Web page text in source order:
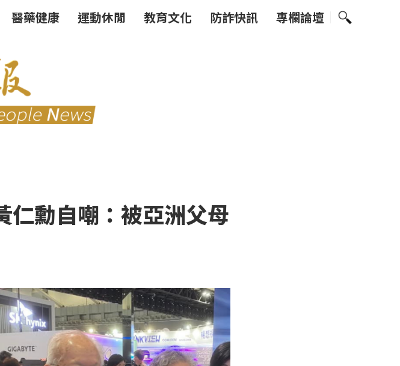
醫藥健康 運動休閒 教育文化 防詐快訊 專欄論壇
勳自嘲：被亞洲父母